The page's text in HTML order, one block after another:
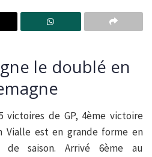
le doublé en
victoires de GP, 4ème victoire
Vialle est en grande forme en
saison. Arrivé 6ème au